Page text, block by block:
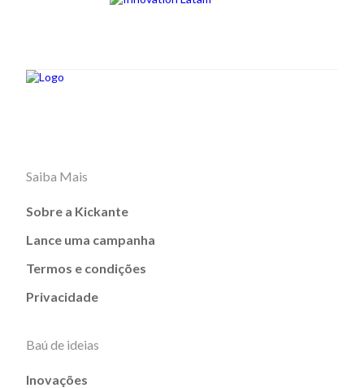
Saiba Mais
Sobre a Kickante
Lance uma campanha
Termos e condições
Privacidade
Baú de ideias
Inovações